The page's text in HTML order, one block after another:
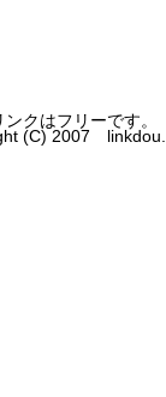
ンクはフリーです
(C) 2007